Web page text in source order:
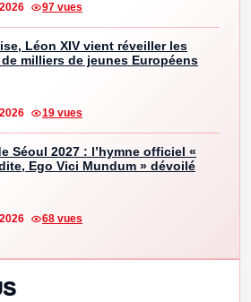
97 vues
Léon XIV vient réveiller les
de milliers de jeunes Européens
19 vues
Séoul 2027 : l’hymne officiel «
Ego Vici Mundum » dévoilé
68 vues